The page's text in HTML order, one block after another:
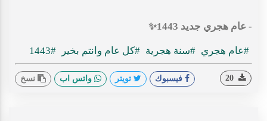
- عام هجري جديد 1443✨
#عام هجري #سنة هجرية #كل عام وانتم بخير #1443
فيسبوك تويتر واتس اب نسخ